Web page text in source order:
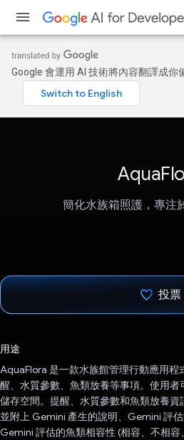
Google 會運用 AI 技術將內容翻譯成你
簡化水族箱照護，專注
投票
用途
AquaFlora 是一款水族館管理行動應用程
醒、水質參數、魚類放養等事項。使用
儲存空間。提醒、水質參數和魚類放養資
並附上 Gemini 產生的說明、Gemini 評
Gemini 評估的魚類相容性 (相容、不相